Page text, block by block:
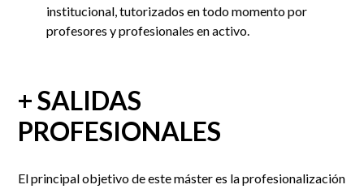
institucional, tutorizados en todo momento por
profesores y profesionales en activo.
+ SALIDAS
PROFESIONALES
El principal objetivo de este máster es la profesionalización